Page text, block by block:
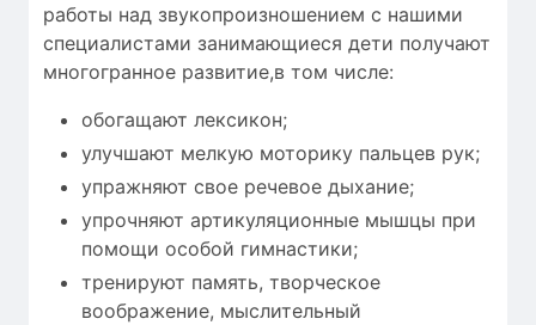
работы над звукопроизношением с нашими
специалистами занимающиеся дети получают
многогранное развитие,в том числе:
обогащают лексикон;
улучшают мелкую моторику пальцев рук;
упражняют свое речевое дыхание;
упрочняют артикуляционные мышцы при
помощи особой гимнастики;
тренируют память, творческое
воображение, мыслительный